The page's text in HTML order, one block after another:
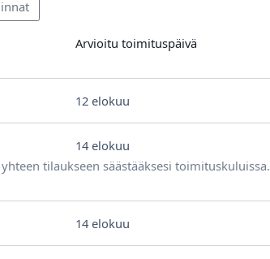
Arvioitu toimituspäivä
12 elokuu
14 elokuu
tilaukseen säästääksesi toimituskuluissa.
14 elokuu